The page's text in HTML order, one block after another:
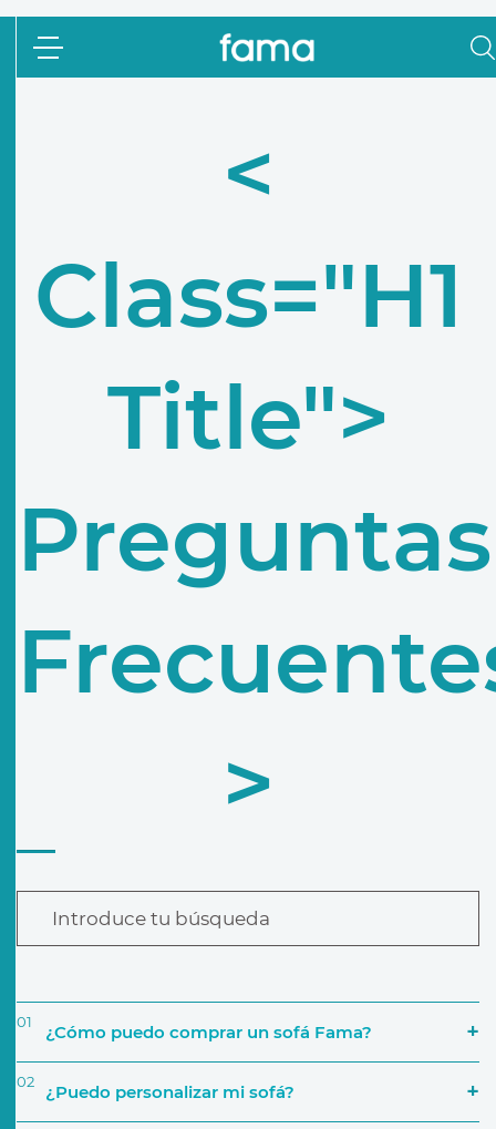
<
Class="h1
Title">
Preguntas
>
Introduce tu búsqueda
01 ¿Cómo puedo comprar un sofá Fama?
02 ¿Puedo personalizar mi sofá?